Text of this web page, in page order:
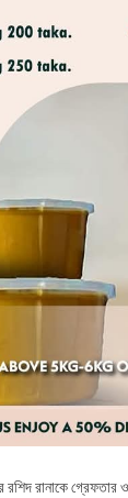
রানাকে গ্রেফতার